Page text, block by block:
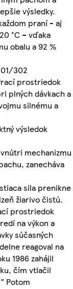
výsledky.
praní - aj
°C – vďaka
obalu a 92 %
302
prostriedok
plných dávkach a
silnému a
výsledok
mechanizmu
zanecháva
sila prenikne
žiarivo čistú.
prostriedok
na výkon a
súčasných
reagoval na
1986 zahájil
čím vtlačil
Potom